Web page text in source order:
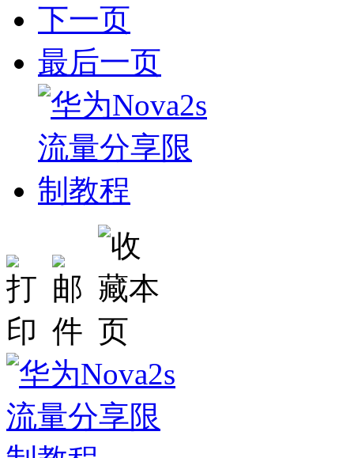
下一页
最后一页